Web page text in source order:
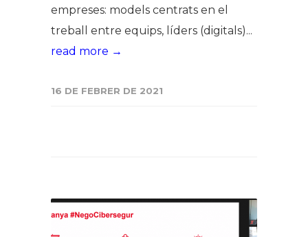
empreses: models centrats en el
treball entre equips, líders (digitals)...
read more →
16 DE FEBRER DE 2021